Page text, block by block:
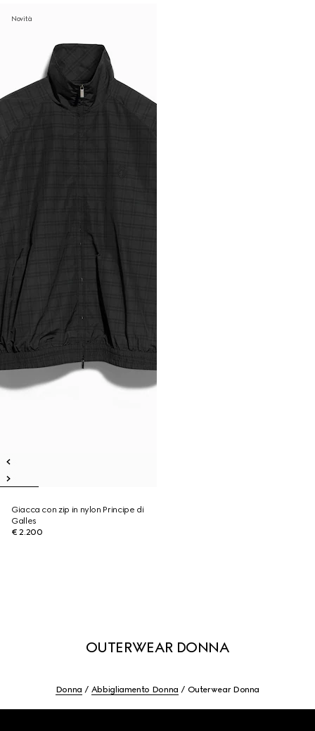
Novità
Giacca con zip in nylon Principe di
Galles
€ 2.200
OUTERWEAR DONNA
Donna Abbigliamento Donna Outerwear Donna